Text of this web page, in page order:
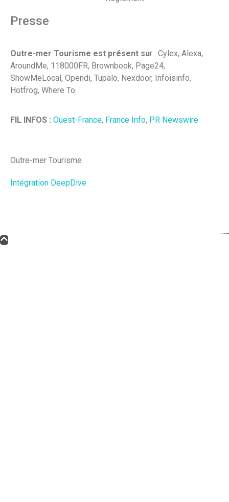
Presse
Outre-mer Tourisme est présent sur : Cylex, Alexa,
AroundMe, 118000FR, Brownbook, Page24,
ShowMeLocal, Opendi, Tupalo, Nexdoor, Infoisinfo,
Hotfrog, Where To.
FIL INFOS : Ouest-France, France Info, PR Newswire
Outre-mer Tourisme
Intégration DeepDive